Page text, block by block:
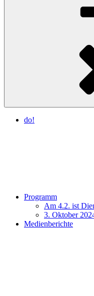
do!
Programm
Am 4.2. ist
3. Oktober
Medienberichte